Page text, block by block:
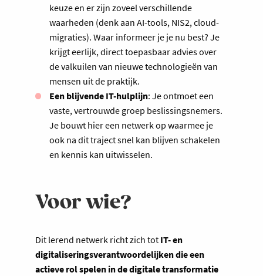
keuze en er zijn zoveel verschillende
waarheden (denk aan AI-tools, NIS2, cloud-
migraties). Waar informeer je je nu best? Je
krijgt eerlijk, direct toepasbaar advies over
de valkuilen van nieuwe technologieën van
mensen uit de praktijk.
Een blijvende IT-hulplijn: Je ontmoet een
vaste, vertrouwde groep beslissingsnemers.
Je bouwt hier een netwerk op waarmee je
ook na dit traject snel kan blijven schakelen
en kennis kan uitwisselen.
Voor wie?
Dit lerend netwerk richt zich tot IT- en
digitaliseringsverantwoordelijken die een
actieve rol spelen in de digitale transformatie